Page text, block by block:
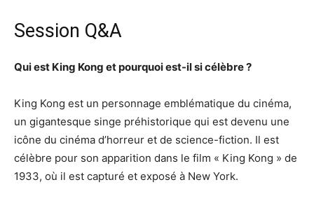
Session Q&A
Qui est King Kong et pourquoi est-il si célèbre ?
King Kong est un personnage emblématique du cinéma,
un gigantesque singe préhistorique qui est devenu une
icône du cinéma d’horreur et de science-fiction. Il est
célèbre pour son apparition dans le film « King Kong » de
1933, où il est capturé et exposé à New York.